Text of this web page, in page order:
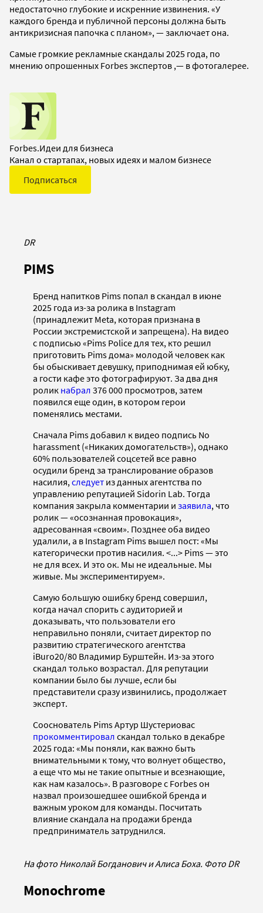
недостаточно глубокие и искренние извинения. «У
каждого бренда и публичной персоны должна быть
антикризисная папочка с планом», — заключает она.
Самые громкие рекламные скандалы 2025 года, по
мнению опрошенных Forbes экспертов ,— в фотогалерее.
Forbes.Идеи для бизнеса
Канал о стартапах, новых идеях и малом бизнесе
Подписаться
DR
PIMS
Бренд напитков Pims попал в скандал в июне
2025 года из-за ролика в Instagram
(принадлежит Meta, которая признана в
России экстремистской и запрещена). На видео
с подписью «Pims Police для тех, кто решил
приготовить Pims дома» молодой человек как
бы обыскивает девушку, приподнимая ей юбку,
а гости кафе это фотографируют. За два дня
ролик набрал 376 000 просмотров, затем
появился еще один, в котором герои
поменялись местами.
Сначала Pims добавил к видео подпись No
harassment («Никаких домогательств»), однако
60% пользователей соцсетей все равно
осудили бренд за транслирование образов
насилия, следует из данных агентства по
управлению репутацией Sidorin Lab. Тогда
компания закрыла комментарии и заявила, что
ролик — «осознанная провокация»,
адресованная «своим». Позднее оба видео
удалили, а в Instagram Pims вышел пост: «Мы
категорически против насилия. <...> Pims — это
не для всех. И это ок. Мы не идеальные. Мы
живые. Мы экспериментируем».
Самую большую ошибку бренд совершил,
когда начал спорить с аудиторией и
доказывать, что пользователи его
неправильно поняли, считает директор по
развитию стратегического агентства
iBuro20/80 Владимир Бурштейн. Из-за этого
скандал только возрастал. Для репутации
компании было бы лучше, если бы
представители сразу извинились, продолжает
эксперт.
Сооснователь Pims Артур Шустериовас
прокомментировал скандал только в декабре
2025 года: «Мы поняли, как важно быть
внимательными к тому, что волнует общество,
а еще что мы не такие опытные и всезнающие,
как нам казалось». В разговоре с Forbes он
назвал произошедшее ошибкой бренда и
важным уроком для команды. Посчитать
влияние скандала на продажи бренда
предприниматель затруднился.
На фото Николай Богданович и Алиса Боха. Фото DR
Monochrome